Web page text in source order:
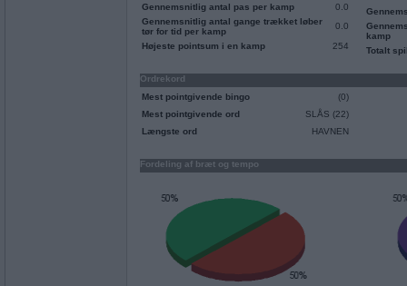
Gennemsnitlig antal pas per kamp
0.0
Gennemsnitlig antal gange trækket løber
tør for tid per kamp
0.0
Højeste pointsum i en kamp
254
kamp
Totalt
Ordrekord
Mest pointgivende bingo
(0)
Mest pointgivende ord
SLÅS (22)
Længste ord
HAVNEN
Fordeling af bræt og tempo